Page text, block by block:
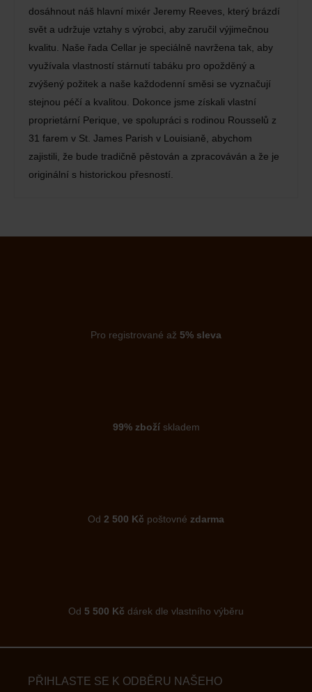
dosáhnout náš hlavní mixér Jeremy Reeves, který brázdí
svět a udržuje vztahy s výrobci, aby zaručil výjimečnou
kvalitu. Naše řada Cellar je speciálně navržena tak, aby
využívala vlastností stárnutí tabáku pro opožděný a
zvýšený požitek a naše každodenní směsi se vyznačují
stejnou péčí a kvalitou. Dokonce jsme získali vlastní
proprietární Perique, ve spolupráci s rodinou Rousselů z
31 farem v St. James Parish v Louisianě, abychom
zajistili, že bude tradičně pěstován a zpracováván a že je
originální s historickou přesností.
Pro registrované až 5% sleva
99% zbožískladem
Od 2 500 Kč poštovné zdarma
Od 5 500 Kč dárek dle vlastního výběru
PŘIHLASTE SE K ODBĚRU NAŠEHO